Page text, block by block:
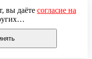
открывания
вы даёте согласие на
IP-адрес, сведения о
и т. п.)